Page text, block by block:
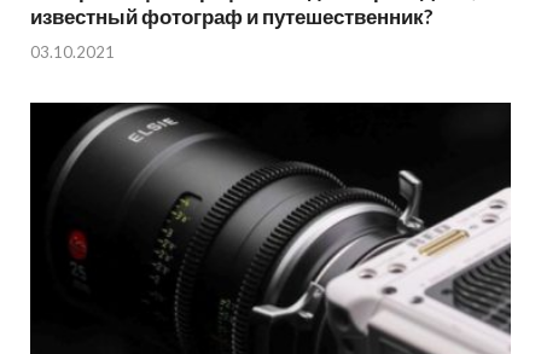
известный фотограф и путешественник?
03.10.2021